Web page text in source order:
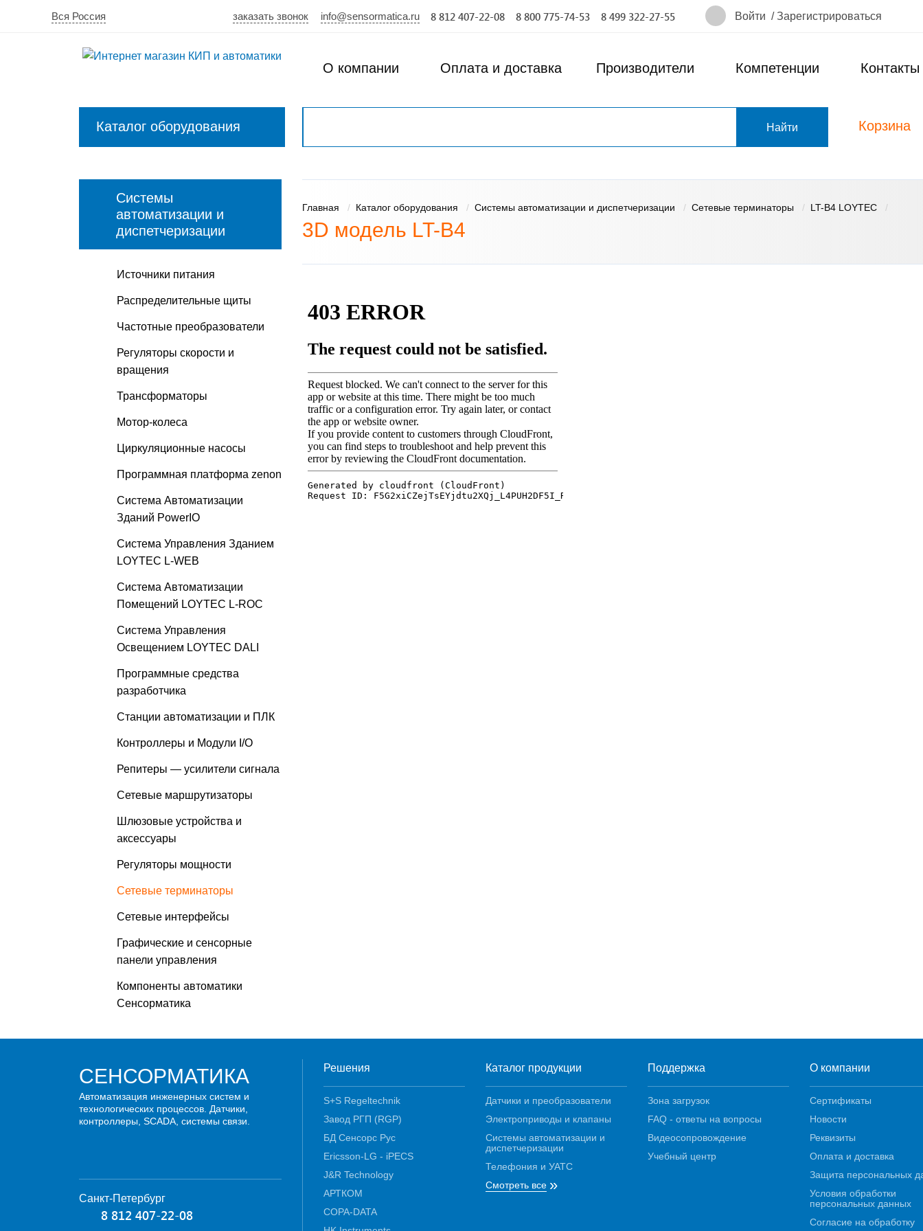
Вся Россия заказать звонок info@sensormatica.ru 8 812 407-22-08 8 800 775-74-53 8 499 322-27-55 Войти /Зарегистрироваться
О компании Оплата и доставка Производители Компетенции Контакты
Каталог оборудования Корзина
Системы
автоматизации и
диспетчеризации
Источники питания
Распределительные щиты
Частотные преобразователи
Регуляторы скорости и
вращения
Трансформаторы
Мотор-колеса
Циркуляционные насосы
Программная платформа zenon
Система Автоматизации
Зданий PowerIO
Система Управления Зданием
LOYTEC L-WEB
Система Автоматизации
Помещений LOYTEC L-ROC
Система Управления
Освещением LOYTEC DALI
Программные средства
разработчика
Станции автоматизации и ПЛК
Контроллеры и Модули I/O
Репитеры — усилители сигнала
Сетевые маршрутизаторы
Шлюзовые устройства и
аксессуары
Регуляторы мощности
Сетевые терминаторы
Сетевые интерфейсы
Графические и сенсорные
панели управления
Компоненты автоматики
Сенсорматика
Главная Каталог оборудования Системы автоматизации и диспетчеризации Сетевые терминаторы LT-B4 LOYTEC
3D модель LT-B4
СЕНСОРМАТИКА
Автоматизация инженерных систем и
технологических процессов. Датчики,
контроллеры, SCADA, системы связи.
Санкт-Петербург
8 812 407-22-08
Решения
S+S Regeltechnik
Завод РГП (RGP)
БД Сенсорс Рус
Ericsson-LG - iPECS
J&R Technology
АРТКОМ
COPA-DATA
Каталог продукции
Датчики и преобразователи
Электроприводы и клапаны
Системы автоматизации и
диспетчеризации
Телефония и УАТС
Смотреть все »
Поддержка
Зона загрузок
FAQ - ответы на вопросы
Видеосопровождение
Учебный центр
О компании
Сертификаты
Новости
Реквизиты
Оплата и доставка
Защита персональных
Условия обработки
персональных данных
Согласие на обработку